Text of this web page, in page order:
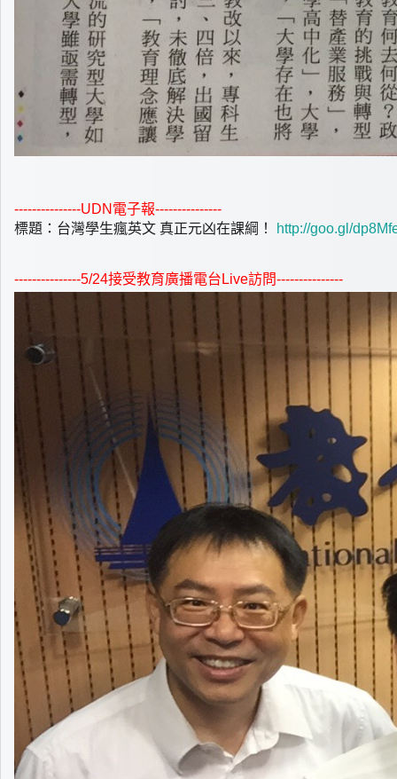
---------------UDN 電子報---------------
標題：台灣學生瘋英文 真正元凶在課綱！
http://goo.gl/
---------------5/24接受教育廣播電台Live訪問---------------